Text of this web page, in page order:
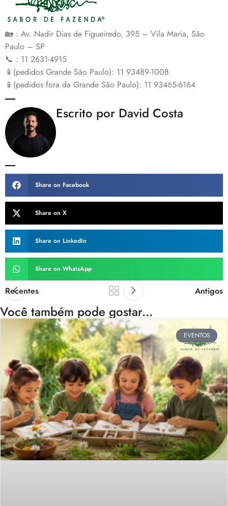
🏡 : Av. Nadir Dias de Figueiredo, 395 – Vila Maria, São
Paulo – SP
📞 : 11 2631-4915
📱(pedidos Grande São Paulo): 11 93489-1008
📱(pedidos fora da Grande São Paulo): 11 93465-6164
Escrito por David Costa
Share on Facebook
Share on X
Share on LinkedIn
Share on WhatsApp
Recentes Antigos
Você também pode gostar...
EVENTOS